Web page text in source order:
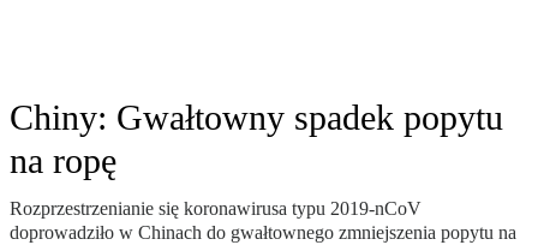
Chiny: Gwałtowny spadek popytu
na ropę
Rozprzestrzenianie się koronawirusa typu 2019-nCoV
doprowadziło w Chinach do gwałtownego zmniejszenia popytu na